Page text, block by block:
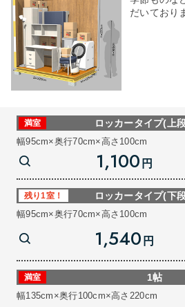
だいており
ロッカータイプ(上
幅95cm×奥行70cm×高さ100cm
満室
1,100 円
ロッカータイプ(下
幅95cm×奥行70cm×高さ100cm
1,540 円
残り1室！
1帖
幅135cm×奥行100cm×高さ220cm
満室